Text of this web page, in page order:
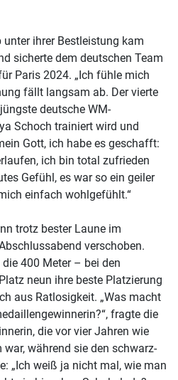
ihrer Bestleistung kam
sicherte dem deutschen Team
Paris 2024. „Ich fühle mich
fällt langsam ab. Der vierte
deutsche WM-
Schoch trainiert wird und
Gott, ich habe es geschafft:
ich bin total zufrieden
Gefühl, es war so ein geiler
einfach wohlgefühlt.“
trotz bester Laune im
verschoben.
400 Meter – bei den
neun ihre beste Platzierung
aus Ratlosigkeit. „Was macht
fragte die
die vor vier Jahren wie
während sie den schwarz-
„Ich weiß ja nicht mal, wie man